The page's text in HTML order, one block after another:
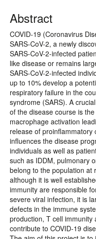
Abstract
COVID-19 (Coronavirus
SARS-CoV-2, a newly
SARS-CoV-2-infected
like disease or remains
SARS-CoV-2-infected
up to 10% develop a
respiratory failure in the
syndrome (SARS). A
of the disease course is
macrophage activation
release of proinflammatory
influences the disease
individuals as well as
such as IDDM, pulmonary
belong to the population at
although it is well
immunity are responsible
severe viral infection, it is
defects in the immune
production, T cell immunity
contribute to COVID-19